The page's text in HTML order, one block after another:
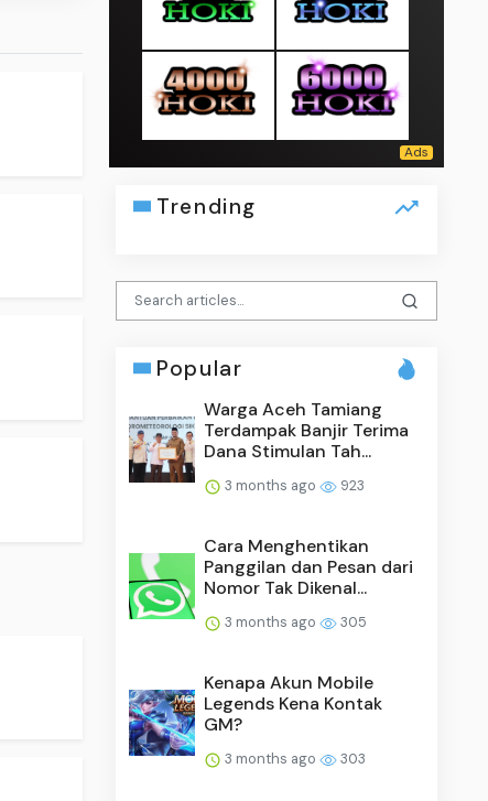
Trending
Popular
Warga Aceh Tamiang
Terdampak Banjir Terima
Dana Stimulan Tah...
3 months ago 923
Cara Menghentikan
Panggilan dan Pesan dari
Nomor Tak Dikenal...
3 months ago 305
Kenapa Akun Mobile
Legends Kena Kontak
GM?
3 months ago 303